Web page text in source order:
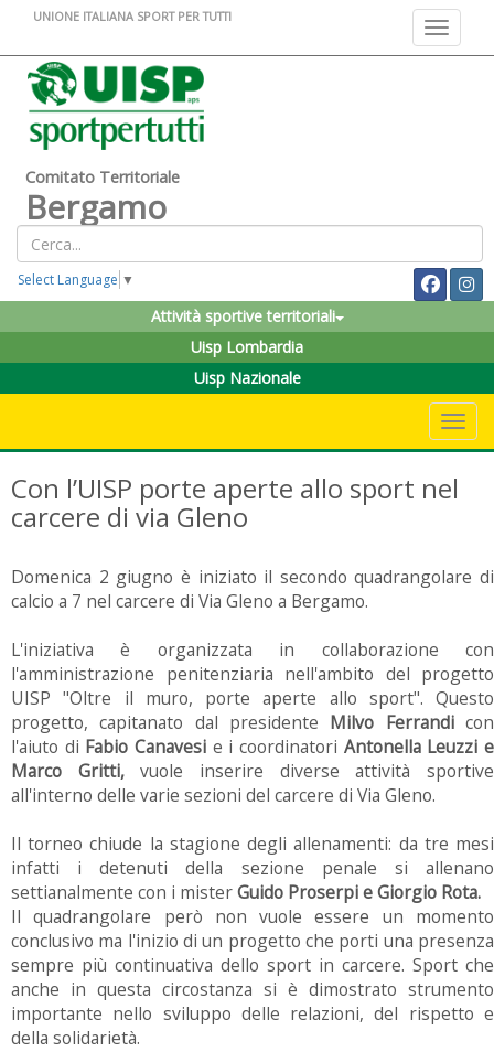
Toggle
UNIONE ITALIANA SPORT PER TUTTI
Comitato Territoriale
Bergamo
Select Language ▼
Attività sportive territoriali
Uisp Lombardia
Uisp Nazionale
Con l’UISP porte aperte allo sport nel
carcere di via Gleno
Domenica 2 giugno è iniziato il secondo quadrangolare di
calcio a 7 nel carcere di Via Gleno a Bergamo.
L'iniziativa è organizzata in collaborazione con
l'amministrazione penitenziaria nell'ambito del progetto
UISP "Oltre il muro, porte aperte allo sport". Questo
progetto, capitanato dal presidente Milvo Ferrandicon
l'aiuto di Fabio Canavesi e i coordinatori Antonella Leuzzi e
Marco Gritti,vuole inserire diverse attività sportive
all'interno delle varie sezioni del carcere di Via Gleno.
Il torneo chiude la stagione degli allenamenti: da tre mesi
infatti i detenuti della sezione penale si allenano
settianalmente con i misterGuido Proserpi e Giorgio Rota.
Il quadrangolare però non vuole essere un momento
conclusivo ma l'inizio di un progetto che porti una presenza
sempre più continuativa dello sport in carcere. Sport che
anche in questa circostanza si è dimostrato strumento
importante nello sviluppo delle relazioni, del rispetto e
della solidarietà.